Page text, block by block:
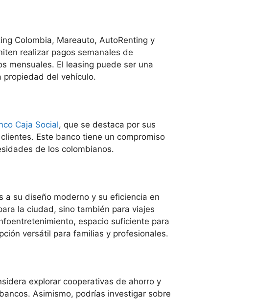
Colombia, Mareauto, AutoRenting y
realizar pagos semanales de
mensuales. El leasing puede ser una
propiedad del vehículo.
Caja Social, que se destaca por sus
Este banco tiene un compromiso
de los colombianos.
a su diseño moderno y su eficiencia en
la ciudad, sino también para viajes
espacio suficiente para
versátil para familias y profesionales.
explorar cooperativas de ahorro y
Asimismo, podrías investigar sobre